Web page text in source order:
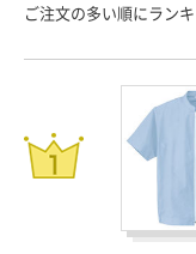
ご注文の多い順にラン